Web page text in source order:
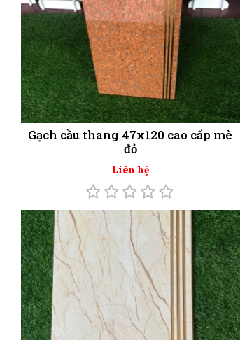
Gạch cầu thang 47x120 cao cấp mè
đỏ
Liên hệ